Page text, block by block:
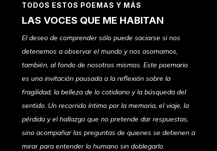
TODOS ESTOS POEMAS Y MÁS
LAS VOCES QUE ME HABITAN
El deseo de comprender sólo puede saciarse si nos
detenemos a observar el mundo y nos asomamos,
también, al fondo de nosotros mismos. Este poemario
es una invitación pausada a la reflexión sobre la
fragilidad, la belleza de lo cotidiano y la búsqueda del
sentido. Un recorrido íntimo por la memoria, el viaje, la
pérdida y el hallazgo que no pretende dar respuestas,
sino acompañar las preguntas de quienes se detienen a
mirar para entender lo humano sin doblegarlo.